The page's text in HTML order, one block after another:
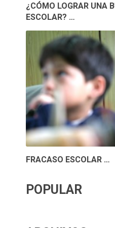
¿CÓMO LOGRAR UNA
ESCOLAR? …
FRACASO ESCOLAR …
POPULAR